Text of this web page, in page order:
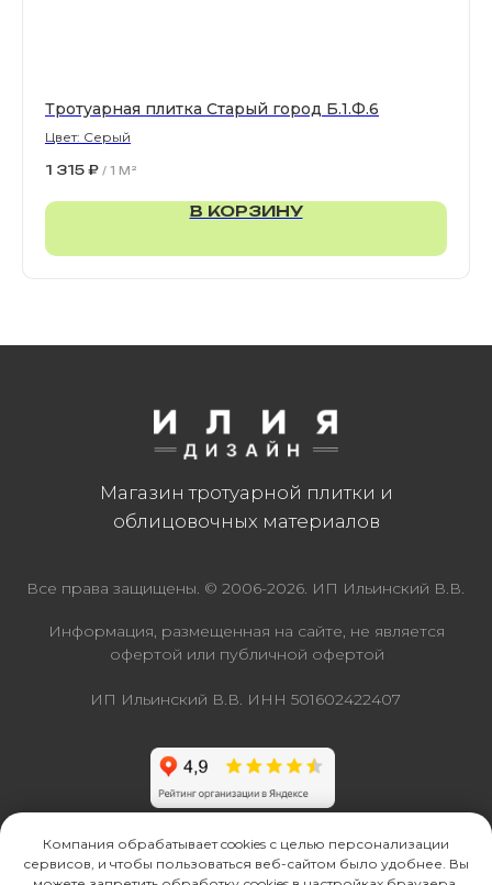
Тротуарная плитка Старый город Б.1.Ф.6
Цвет: Серый
1 315 ₽ / 1 M²
В КОРЗИНУ
Правила обработки персональных данных
Компания обрабатывает cookies с целью персонализации
сервисов, и чтобы пользоваться веб-сайтом было удобнее. Вы